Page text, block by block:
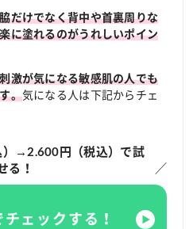
脇だけでなく背中や首裏周りな
に塗れるのがうれしいポイン
激が気になる敏感肌の人でも
。気になる人は下記からチェ
）→2.600円（税込）で試
る！
ェックする！